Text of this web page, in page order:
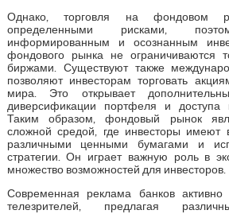
Однако, торговля на фондовом
определенными рисками,
информированным и осознанным
фондового рынка не ограничиваются
биржами. Существуют также
позволяют инвесторам торговать
мира. Это открывает
диверсификации портфеля и доступа
Таким образом, фондовый рынок
сложной средой, где инвесторы имеют
различными ценными бумагами и
стратегии. Он играет важную роль в
множество возможностей для инвесторов.
Современная реклама банков активно
телезрителей, предлагая